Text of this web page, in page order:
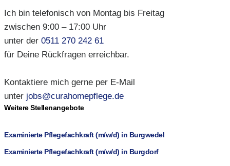
Ich bin telefonisch von Montag bis Freitag
zwischen 9:00 – 17:00 Uhr
unter der 0511 270 242 61
für Deine Rückfragen erreichbar.
Kontaktiere mich gerne per E-Mail
unter jobs@curahomepflege.de
Weitere Stellenangebote
Examinierte Pflegefachkraft (m/w/d) in Burgwedel
Examinierte Pflegefachkraft (m/w/d) in Burgdorf